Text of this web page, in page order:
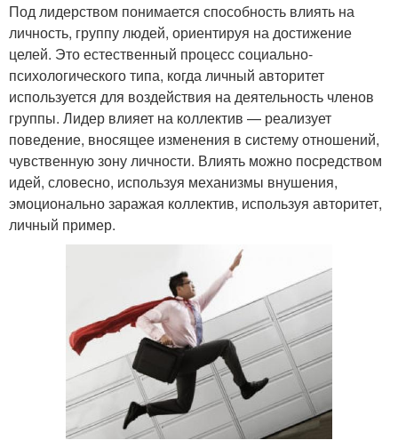
Под лидерством понимается способность влиять на
личность, группу людей, ориентируя на достижение
целей. Это естественный процесс социально-
психологического типа, когда личный авторитет
используется для воздействия на деятельность членов
группы. Лидер влияет на коллектив — реализует
поведение, вносящее изменения в систему отношений,
чувственную зону личности. Влиять можно посредством
идей, словесно, используя механизмы внушения,
эмоционально заражая коллектив, используя авторитет,
личный пример.